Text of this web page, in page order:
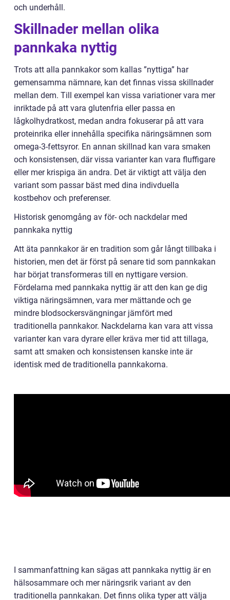
och underhåll.
Skillnader mellan olika
pannkaka nyttig
Trots att alla pannkakor som kallas ”nyttiga” har
gemensamma nämnare, kan det finnas vissa skillnader
mellan dem. Till exempel kan vissa variationer vara mer
inriktade på att vara glutenfria eller passa en
lågkolhydratkost, medan andra fokuserar på att vara
proteinrika eller innehålla specifika näringsämnen som
omega-3-fettsyror. En annan skillnad kan vara smaken
och konsistensen, där vissa varianter kan vara fluffigare
eller mer krispiga än andra. Det är viktigt att välja den
variant som passar bäst med dina indivduella
kostbehov och preferenser.
Historisk genomgång av för- och nackdelar med
pannkaka nyttig
Att äta pannkakor är en tradition som går långt tillbaka i
historien, men det är först på senare tid som pannkakan
har börjat transformeras till en nyttigare version.
Fördelarna med pannkaka nyttig är att den kan ge dig
viktiga näringsämnen, vara mer mättande och ge
mindre blodsockersvängningar jämfört med
traditionella pannkakor. Nackdelarna kan vara att vissa
varianter kan vara dyrare eller kräva mer tid att tillaga,
samt att smaken och konsistensen kanske inte är
identisk med de traditionella pannkakorna.
I sammanfattning kan sägas att pannkaka nyttig är en
hälsosammare och mer näringsrik variant av den
traditionella pannkakan. Det finns olika typer att välja